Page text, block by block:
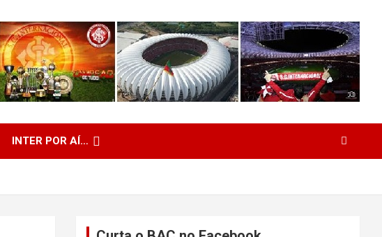
INTER POR AÍ…